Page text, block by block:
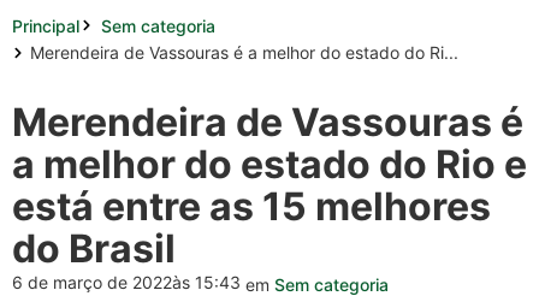
Principal
Sem categoria
Merendeira de Vassouras é a melhor do estado do Ri...
Merendeira de Vassouras é
a melhor do estado do Rio e
está entre as 15 melhores
do Brasil
6 de março de 2022às 15:43 em Sem categoria